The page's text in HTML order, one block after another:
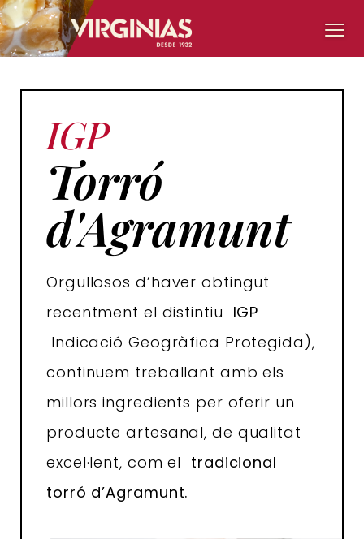
IGP
Torró
d'Agramunt
Orgullosos d’haver obtingut
recentment el distintiu IGP
Indicació Geogràfica Protegida),
continuem treballant amb els
millors ingredients per oferir un
producte artesanal, de qualitat
excel·lent, com el tradicional
torró d’Agramunt.